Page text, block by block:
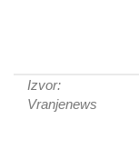
Izvor:
Vranjenews